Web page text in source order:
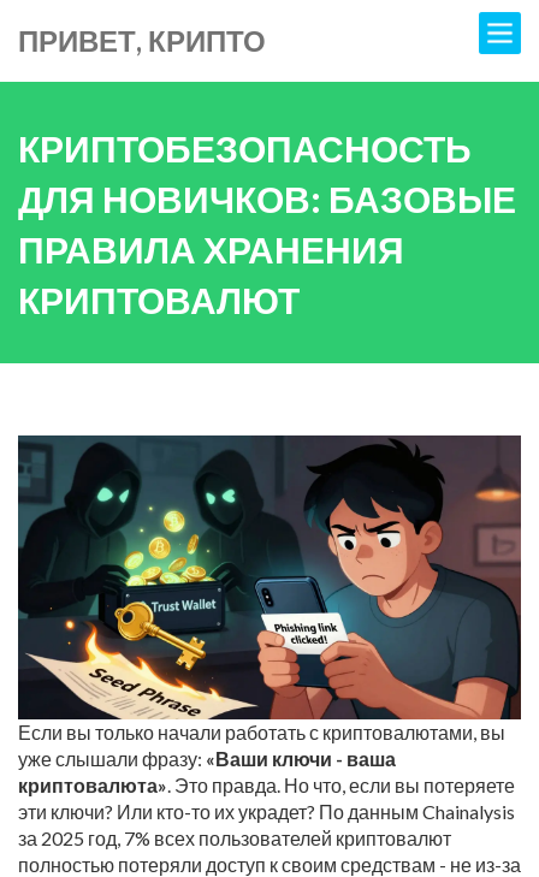
ПРИВЕТ, КРИПТО
КРИПТОБЕЗОПАСНОСТЬ
ДЛЯ НОВИЧКОВ: БАЗОВЫЕ
ПРАВИЛА ХРАНЕНИЯ
КРИПТОВАЛЮТ
Если вы только начали работать с криптовалютами, вы
уже слышали фразу: «Ваши ключи - ваша
криптовалюта» . Это правда. Но что, если вы потеряете
эти ключи? Или кто-то их украдет? По данным Chainalysis
за 2025 год, 7% всех пользователей криптовалют
полностью потеряли доступ к своим средствам - не из-за